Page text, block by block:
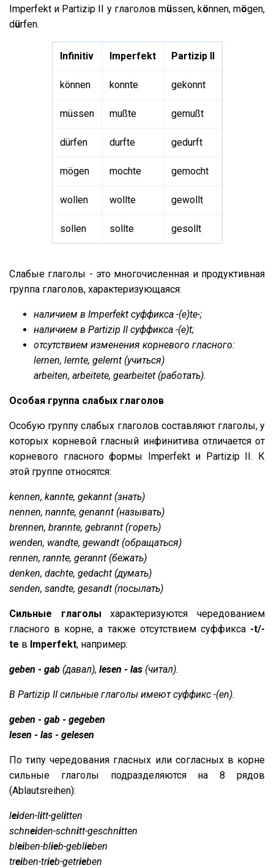
Imperfekt и Partizip II у глаголов müssen, können, mögen,
dürfen.
Infinitiv Imperfekt Partizip II
können konnte gekonnt
müssen mußte gemußt
dürfen durfte gedurft
mögen mochte gemocht
wollen wollte gewollt
sollen sollte gesollt
Слабые глаголы - это многочисленная и продуктивная
группа глаголов, характеризующаяся:
наличием в Imperfekt суффикса -(e)te-;
наличием в Partizip II суффикса -(e)t;
отсутствием изменения корневого гласного:
lernen, lernte, gelernt (учиться)
arbeiten, arbeitete, gearbeitet (работать).
Особая группа слабых глаголов
Особую группу слабых глаголов составляют глаголы, у
которых корневой гласный инфинитива отличается от
корневого гласного формы Imperfekt и Partizip II. К
этой группе относятся:
kennen, kannte, gekannt (знать)
nennen, nannte, genannt (называть)
brennen, brannte, gebrannt (гореть)
wenden, wandte, gewandt (обращаться)
rennen, rannte, gerannt (бежать)
denken, dachte, gedacht (думать)
senden, sandte, gesandt (посылать)
Сильные глаголы характеризуются чередованием
гласного в корне, а также отсутствием суффикса -t/-
te в Imperfekt, например:
geben - gab (давал), lesen - las (читал).
В Partizip II сильные глаголы имеют суффикс -(еn).
geben - gab - gegeben
lesen - las - gelesen
По типу чередования гласных или согласных в корне
сильные глаголы подразделяются на 8 рядов
(Ablautsreihen):
leiden-litt-gelitten
schneiden-schnitt-geschnitten
bleiben-blieb-geblieben
treiben-trieb-getrieben